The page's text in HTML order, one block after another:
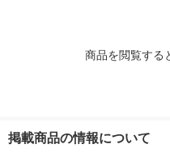
商品を閲覧する
掲載商品の情報について